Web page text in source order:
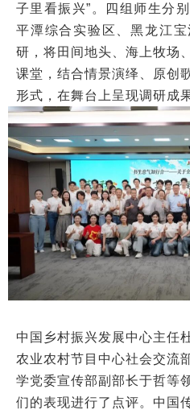
子里看振兴”。四组师生分
平潭综合实验区、黑龙江宝
研，将田间地头、海上牧场
课堂，结合情景演绎、原创
形式，在舞台上呈现调研成果
中国乡村振兴发展中心主任
农业农村节目中心社会交流
学党委宣传部副部长于哲等
们的表现进行了点评。中国